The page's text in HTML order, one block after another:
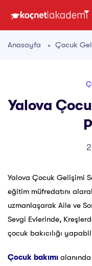
Anasayfa Çocuk
Yalova
Yalova Çocuk Gelişimi
eğitim müfredatını
uzmanlaşarak Aile ve
Sevgi Evlerinde,
çocuk bakıcılığı
Çocuk bakımı